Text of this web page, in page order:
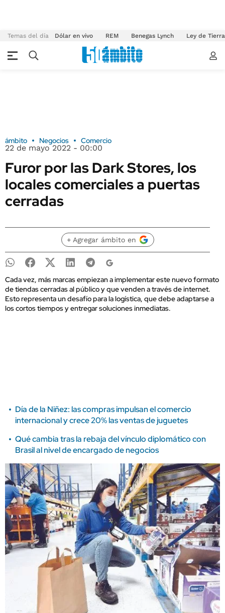
Temas del día Dólar en vivo REM Benegas Lynch Ley de
ámbito Negocios Comercio
22 de mayo 2022 - 00:00
Furor por las Dark Stores, los
locales comerciales a puertas
cerradas
+ Agregar ámbito en
Cada vez, más marcas empiezan a implementar este nuevo formato
de tiendas cerradas al público y que venden a través de internet.
Esto representa un desafío para la logística, que debe adaptarse a
los cortos tiempos y entregar soluciones inmediatas.
Día de la Niñez: las compras impulsan el comercio
internacional y crece 20% las ventas de juguetes
Qué cambia tras la rebaja del vínculo diplomático con
Brasil al nivel de encargado de negocios